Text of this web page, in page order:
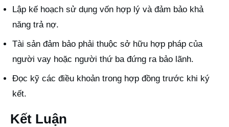
Lập kế hoạch sử dụng vốn hợp lý và đảm bảo khả
năng trả nợ.
Tài sản đảm bảo phải thuộc sở hữu hợp pháp của
người vay hoặc người thứ ba đứng ra bảo lãnh.
Đọc kỹ các điều khoản trong hợp đồng trước khi ký
kết.
Kết Luận